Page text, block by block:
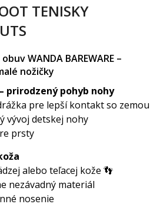
TENISKY
WANDA BAREWARE –
nožičky
prirodzený pohyb nohy
pre lepší kontakt so zemou
vývoj detskej nohy
prsty
alebo teľacej kože 👣
nezávadný materiál
nosenie